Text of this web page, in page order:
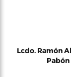
Lcdo. Ramón
Pabón